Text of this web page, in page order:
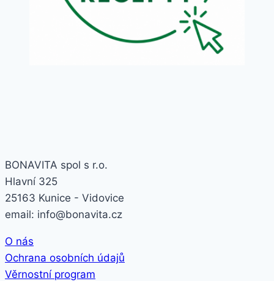
BONAVITA spol s r.o.
Hlavní 325
25163 Kunice - Vidovice
email: info@bonavita.cz
O nás
Ochrana osobních údajů
Věrnostní program